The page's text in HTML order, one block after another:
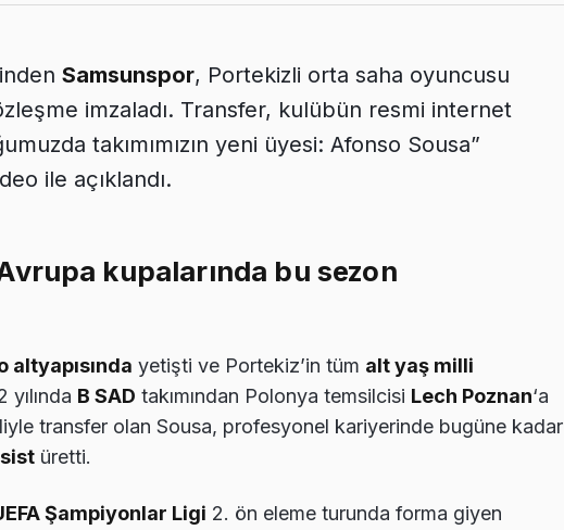
Samsunspor, Portekizli orta saha oyuncusu
imzaladı. Transfer, kulübün resmi internet
takımımızın yeni üyesi: Afonso Sousa”
ile açıklandı.
kupalarında bu sezon
altyapısında yetişti ve Portekiz’in tüm alt yaş milli
B SAD takımından Polonya temsilcisi Lech Poznan‘a
transfer olan Sousa, profesyonel kariyerinde bugüne kadar
üretti.
Şampiyonlar Ligi 2. ön eleme turunda forma giyen